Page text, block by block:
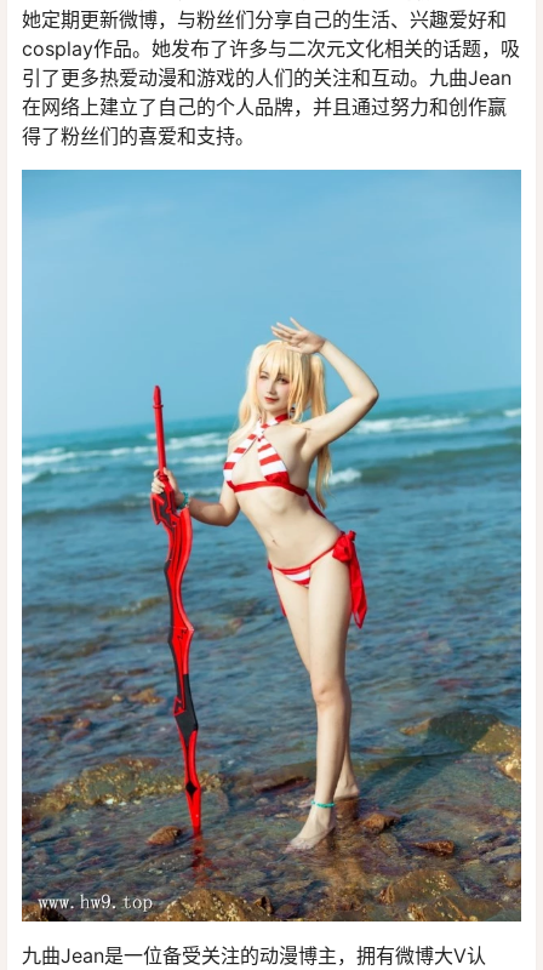
她定期更新微博，与粉丝们分享自己的生活、兴趣爱好和
cosplay作品。她发布了许多与二次元文化相关的话题，吸
引了更多热爱动漫和游戏的人们的关注和互动。九曲Jean
在网络上建立了自己的个人品牌，并且通过努力和创作赢
得了粉丝们的喜爱和支持。
九曲Jean是一位备受关注的动漫博主，拥有微博大V认